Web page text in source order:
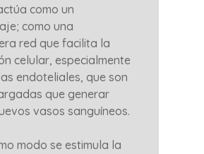
como un
como una
red que facilita la
celular, especialmente
endoteliales, que son
que generar
vasos sanguíneos.
modo se estimula la